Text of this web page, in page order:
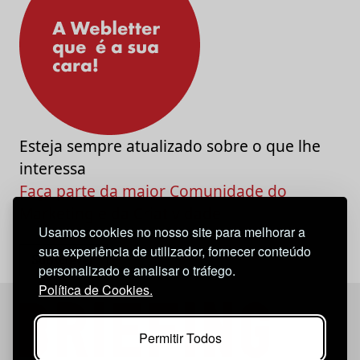
Usamos cookies no nosso site para melhorar a
sua experiência de utilizador, fornecer conteúdo
personalizado e analisar o tráfego.
Política de Cookies.
Permitir Todos
Esteja sempre atualizado sobre o que lhe
interessa
Faça parte da maior Comunidade do